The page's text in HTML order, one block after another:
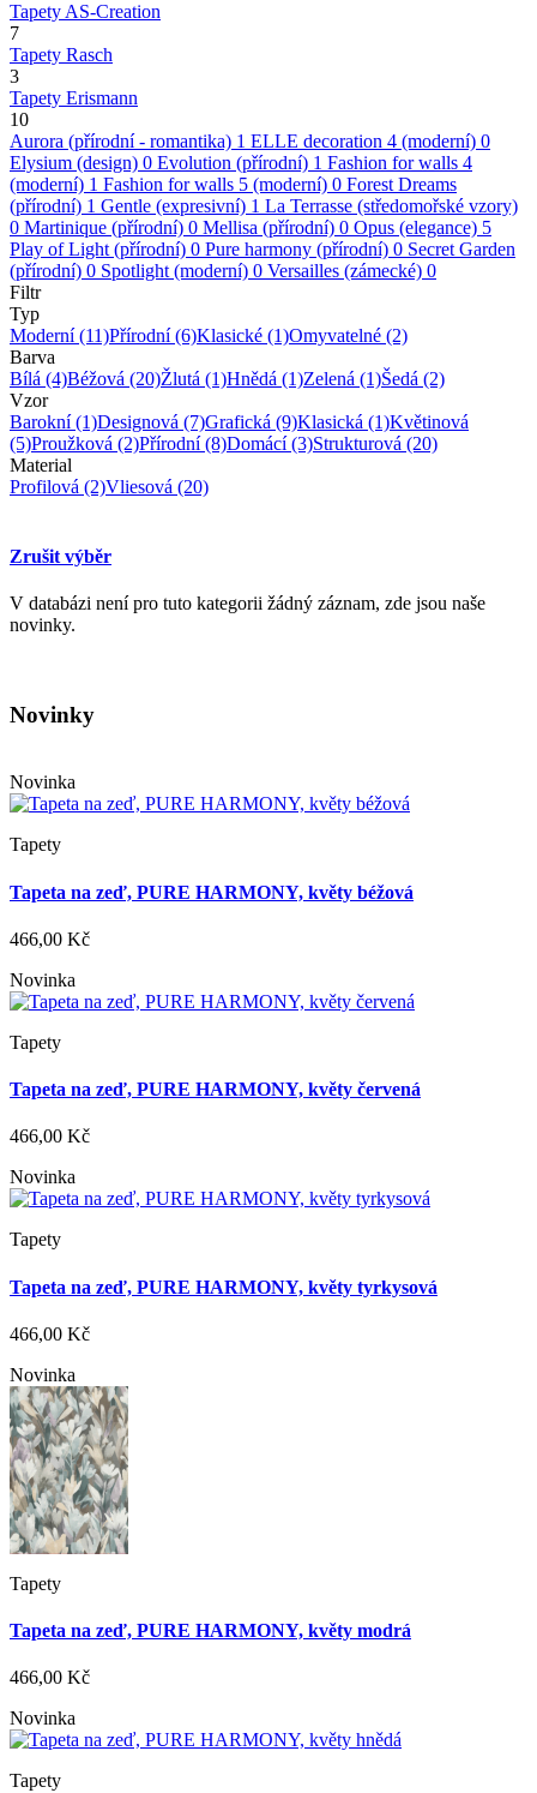
Tapety AS-Creation
7
Tapety Rasch
3
Tapety Erismann
10
Aurora (přírodní - romantika) 1 ELLE decoration 4 (moderní) 0
Elysium (design) 0 Evolution (přírodní) 1 Fashion for walls 4
(moderní) 1 Fashion for walls 5 (moderní) 0 Forest Dreams
(přírodní) 1 Gentle (expresivní) 1 La Terrasse (středomořské vzory)
0 Martinique (přírodní) 0 Mellisa (přírodní) 0 Opus (elegance) 5
Play of Light (přírodní) 0 Pure harmony (přírodní) 0 Secret Garden
(přírodní) 0 Spotlight (moderní) 0 Versailles (zámecké) 0
Filtr
Typ
Moderní(11)Přírodní(6)Klasické (1)Omyvatelné (2)
Barva
Bílá (4)Béžová (20)Žlutá (1)Hnědá (1)Zelená (1)Šedá (2)
Vzor
Barokní(1)Designová (7)Grafická (9)Klasická (1)Květinová
(5)Proužková (2)Přírodní(8)Domácí(3)Strukturová (20)
Material
Profilová (2)Vliesová (20)
Zrušit výběr
V databázi není pro tuto kategorii žádný záznam, zde jsou naše
novinky.
Novinky
Novinka
Tapety
Tapeta na zeď, PURE HARMONY, květy béžová
466,00 Kč
Novinka
Tapety
Tapeta na zeď, PURE HARMONY, květy červená
466,00 Kč
Novinka
Tapety
Tapeta na zeď, PURE HARMONY, květy tyrkysová
466,00 Kč
Novinka
Tapety
Tapeta na zeď, PURE HARMONY, květy modrá
466,00 Kč
Novinka
Tapety